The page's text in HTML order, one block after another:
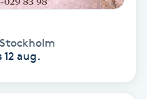
Stockholm
12 aug.